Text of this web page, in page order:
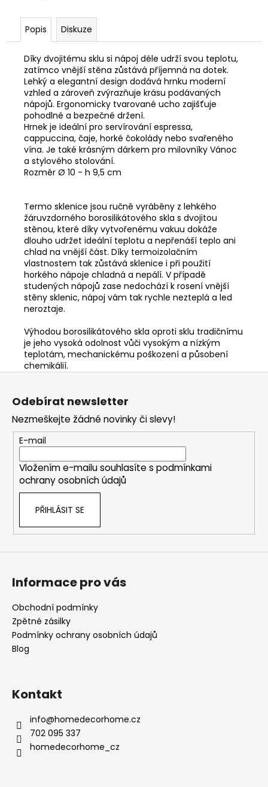
Popis Diskuze
Díky dvojitému sklu si nápoj déle udrží svou teplotu,
zatímco vnější stěna zůstává příjemná na dotek.
Lehký a elegantní design dodává hrnku moderní
vzhled a zároveň zvýrazňuje krásu podávaných
nápojů. Ergonomicky tvarované ucho zajišťuje
pohodlné a bezpečné držení.
Hrnek je ideální pro servírování espressa,
cappuccina, čaje, horké čokolády nebo svařeného
vína. Je také krásným dárkem pro milovníky Vánoc
a stylového stolování.
Rozměr Ø 10 - h 9,5 cm
Termo sklenice jsou ručně vyráběny z lehkého
žáruvzdorného borosilikátového skla s dvojitou
stěnou, které díky vytvořenému vakuu dokáže
dlouho udržet ideální teplotu a nepřenáší teplo ani
chlad na vnější část. Díky termoizolačním
vlastnostem tak zůstává sklenice i při použití
horkého nápoje chladná a nepálí. V případě
studených nápojů zase nedochází k rosení vnější
stěny sklenic, nápoj vám tak rychle nezteplá a led
neroztaje.
Výhodou borosilikátového skla oproti sklu tradičnímu
je jeho vysoká odolnost vůči vysokým a nízkým
teplotám, mechanickému poškození a působení
chemikálií.
Odebírat newsletter
Nezmeškejte žádné novinky či slevy!
E-mail
Vložením e-mailu souhlasíte s podmínkami
ochrany osobních údajů
PŘIHLÁSIT SE
Informace pro vás
Obchodní podmínky
Zpětné zásilky
Podmínky ochrany osobních údajů
Blog
Kontakt
info@homedecorhome.cz
702 095 337
homedecorhome_cz